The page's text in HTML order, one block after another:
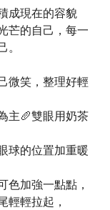
成現在的容貌
芒的自己，每一
微笑，整理好輕
主🥖雙眼用奶茶
球的位置加重暖
色加強一點點，
輕輕拉起，